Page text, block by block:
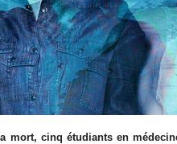
mort, cinq étudiants en